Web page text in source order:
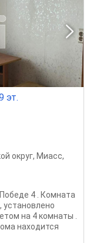
эт.
округ, Миасс,
4 . Комната
установлено
на 4 комнаты .
находится